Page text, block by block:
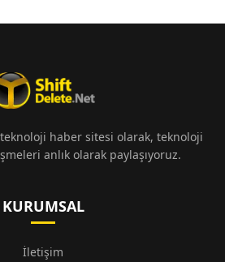
haber sitesi olarak, teknoloji
anlık olarak paylaşıyoruz.
KURUMSAL
İletişim